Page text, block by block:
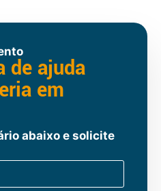
de ajuda
em
abaixo e solicite